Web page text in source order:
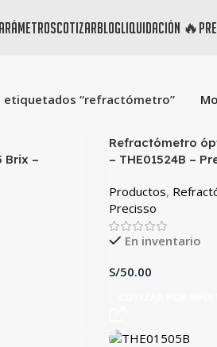
cotizarblogliquidación 🔥
etiquetados “refractómetro”
Brix –
Refractómetro
– THE01524B –
Productos,
Precisso
En inventario
S/